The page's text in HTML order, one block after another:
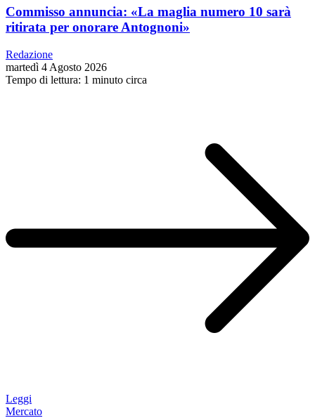
Commisso annuncia: «La maglia numero 10 sarà
ritirata per onorare Antognoni»
Redazione
martedì 4 Agosto 2026
Tempo di lettura: 1 minuto circa
Leggi
Mercato